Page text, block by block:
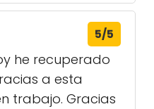
5/5
he recuperado
a esta
trabajo. Gracias